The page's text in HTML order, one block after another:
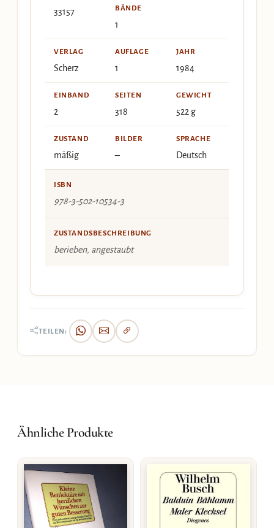
33157
BÄNDE
1
VERLAG
Scherz
AUFLAGE
1
JAHR
1984
EINBAND
2
SEITEN
318
GEWICHT
522 g
ZUSTAND
mäßig
BILDER
–
SPRACHE
Deutsch
ISBN
978-3-502-10534-3
ZUSTANDSBESCHREIBUNG
berieben, angestaubt
TEILEN:
Ähnliche Produkte